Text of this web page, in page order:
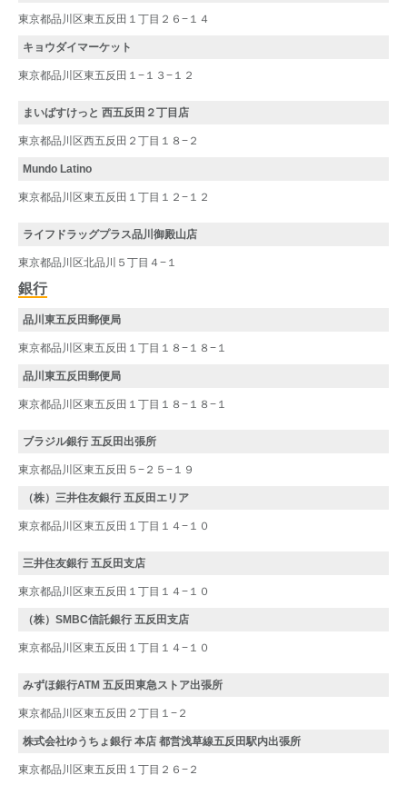
東京都品川区東五反田１丁目２６−１４
キョウダイマーケット
東京都品川区東五反田１−１３−１２
まいばすけっと 西五反田２丁目店
東京都品川区西五反田２丁目１８−２
Mundo Latino
東京都品川区東五反田１丁目１２−１２
ライフドラッグプラス品川御殿山店
東京都品川区北品川５丁目４−１
銀行
品川東五反田郵便局
東京都品川区東五反田１丁目１８−１８−１
品川東五反田郵便局
東京都品川区東五反田１丁目１８−１８−１
ブラジル銀行 五反田出張所
東京都品川区東五反田５−２５−１９
（株）三井住友銀行 五反田エリア
東京都品川区東五反田１丁目１４−１０
三井住友銀行 五反田支店
東京都品川区東五反田１丁目１４−１０
（株）SMBC信託銀行 五反田支店
東京都品川区東五反田１丁目１４−１０
みずほ銀行ATM 五反田東急ストア出張所
東京都品川区東五反田２丁目１−２
株式会社ゆうちょ銀行 本店 都営浅草線五反田駅内出張所
東京都品川区東五反田１丁目２６−２